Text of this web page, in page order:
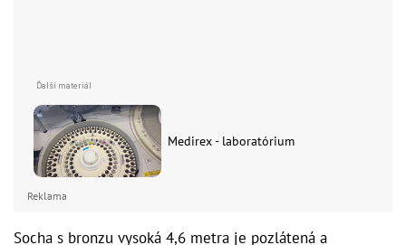
Medirex - laboratórium
Reklama
Socha s bronzu vysoká 4,6 metra je pozlátená a